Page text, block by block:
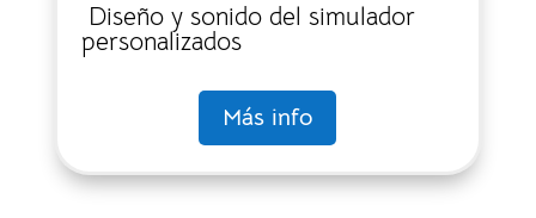
Diseño y sonido del simulador
personalizados
Más info